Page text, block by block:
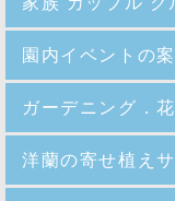
園内イベントの
ガーデニング．
洋蘭の寄せ植え